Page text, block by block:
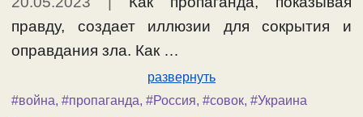
правду, создает иллюзии для сокрытия и
оправдания зла. Как …
развернуть
#война, #пропаганда, #Россия, #совок, #Украина